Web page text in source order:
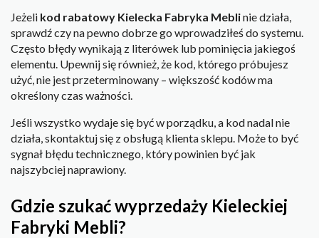
Jeżeli kod rabatowy Kielecka Fabryka Meblinie działa,
sprawdź czy na pewno dobrze go wprowadziłeś do systemu.
Często błędy wynikają z literówek lub pominięcia jakiegoś
elementu. Upewnij się również, że kod, którego próbujesz
użyć, nie jest przeterminowany – większość kodów ma
określony czas ważności.
Jeśli wszystko wydaje się być w porządku, a kod nadal nie
działa, skontaktuj się z obsługą klienta sklepu. Może to być
sygnał błędu technicznego, który powinien być jak
najszybciej naprawiony.
Gdzie szukać wyprzedaży Kieleckiej
Fabryki Mebli?